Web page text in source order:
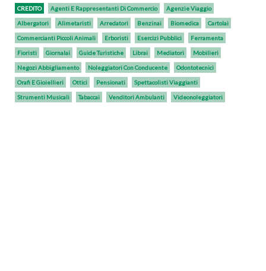
CREDITO Agenti E Rappresentanti Di Commercio Agenzie Viaggio
Albergatori Alimetaristi Arredatori Benzinai Biomedica Cartolai
Commercianti Piccoli Animali Erboristi Esercizi Pubblici Ferramenta
Fioristi Giornalai Guide Turistiche Librai Mediatori Mobilieri
Negozi Abbigliamento Noleggiatori Con Conducente Odontotecnici
Orafi E Gioiellieri Ottici Pensionati Spettacolisti Viaggianti
Strumenti Musicali Tabaccai Venditori Ambulanti Videonoleggiatori